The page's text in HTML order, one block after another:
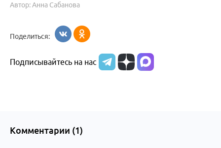
Автор: Анна Сабанова
Поделиться:
Подписывайтесь на нас
Комментарии (1)